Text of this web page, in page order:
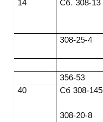
14 Сб. 308-13
308-25-4
356-53
40
Сб 308-145
308-20-8